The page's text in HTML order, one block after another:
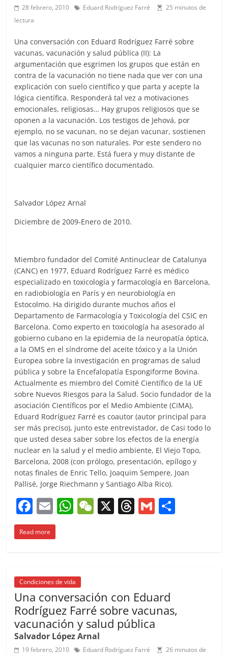
28 febrero, 2010 Eduard Rodríguez Farré
25 minutos de
lectura
Una conversación con Eduard Rodríguez Farré sobre
vacunas, vacunación y salud pública (II): La
argumentación que esgrimen los grupos que están en
contra de la vacunación no tiene nada que ver con una
explicación con suelo científico y que parta y acepte la
lógica científica. Responderá tal vez a motivaciones
emocionales, religiosas… Hay grupos religiosos que se
oponen a la vacunación. Los testigos de Jehová, por
ejemplo, no se vacunan, no se dejan vacunar, sostienen
que las vacunas no son naturales. Por este sendero no
vamos a ninguna parte. Está fuera y muy distante de
cualquier marco científico documentado.
Salvador López Arnal
Diciembre de 2009-Enero de 2010.
Miembro fundador del Comité Antinuclear de Catalunya
(CANC) en 1977, Eduard Rodríguez Farré es médico
especializado en toxicología y farmacología en Barcelona,
en radiobiología en París y en neurobiología en
Estocolmo. Ha dirigido durante muchos años el
Departamento de Farmacología y Toxicología del CSIC en
Barcelona. Como experto en toxicología ha asesorado al
gobierno cubano en la epidemia de la neuropatía óptica,
a la OMS en el síndrome del aceite tóxico y a la Unión
Europea sobre la investigación en programas de salud
pública y sobre la Encefalopatía Espongiforme Bovina.
Actualmente es miembro del Comité Científico de la UE
sobre Nuevos Riesgos para la Salud. Socio fundador de la
asociación Científicos por el Medio Ambiente (CiMA),
Eduard Rodríguez Farré es coautor (autor principal para
ser más preciso), junto este entrevistador, de Casi todo lo
que usted desea saber sobre los efectos de la energía
nuclear en la salud y el medio ambiente, El Viejo Topo,
Barcelona, 2008 (con prólogo, presentación, epílogo y
notas finales de Enric Tello, Joaquim Sempere, Joan
Pallisé, Jorge Riechmann y Santiago Alba Rico).
F
a
c
b
o
o
k
E
m
ai
W
h
A
p
p
W
e
X T
h
G
m
Read more
Condiciones de vida
Una conversación con Eduard
Rodríguez Farré sobre vacunas,
vacunación y salud pública
Salvador López Arnal
19 febrero, 2010 Eduard Rodríguez Farré 26 minutos de